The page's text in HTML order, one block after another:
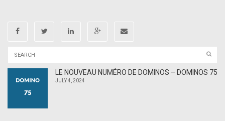
LE NOUVEAU NUMÉRO DE DOMINOS – DOMINOS 75
JULY 4, 2024